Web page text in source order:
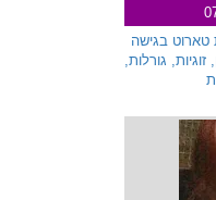
טארוט בגישה
גורלות,